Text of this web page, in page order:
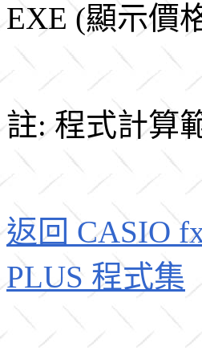
EXE (顯示價
註: 程式計算
返回 CASIO
PLUS 程式集